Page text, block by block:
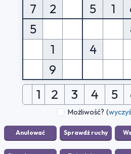
7
2 5 1
5
1
4
9
1 2 3 4 5
Możliwość? (